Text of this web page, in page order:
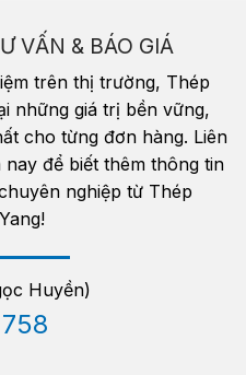
VẤN & BÁO GIÁ
trên thị trường, Thép
những giá trị bền vững,
cho từng đơn hàng. Liên
để biết thêm thông tin
nghiệp từ Thép
Huyền)